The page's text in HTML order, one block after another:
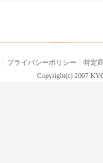
プライバシーポリシー
特定
Copyright(c) 2007